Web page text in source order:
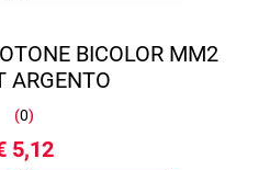
BICOLOR MM2
ARGENTO
(0)
5,12